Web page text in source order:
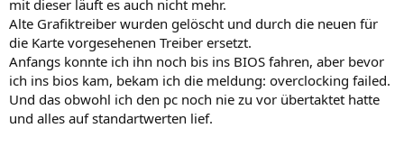
mit dieser läuft es auch nicht mehr.
Alte Grafiktreiber wurden gelöscht und durch die neuen für
die Karte vorgesehenen Treiber ersetzt.
Anfangs konnte ich ihn noch bis ins BIOS fahren, aber bevor
ich ins bios kam, bekam ich die meldung: overclocking failed.
Und das obwohl ich den pc noch nie zu vor übertaktet hatte
und alles auf standartwerten lief.